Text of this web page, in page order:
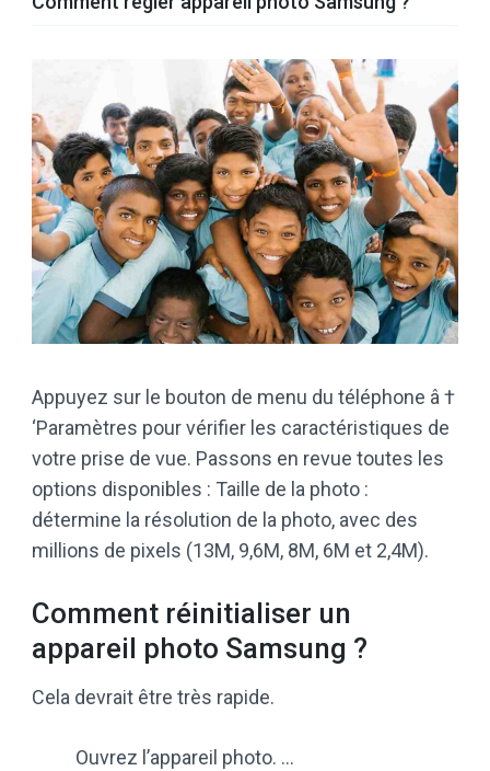
Appuyez sur le bouton de menu du téléphone â †
‘Paramètres pour vérifier les caractéristiques de
votre prise de vue. Passons en revue toutes les
options disponibles : Taille de la photo :
détermine la résolution de la photo, avec des
millions de pixels (13M, 9,6M, 8M, 6M et 2,4M).
Comment réinitialiser un
appareil photo Samsung ?
Cela devrait être très rapide.
Ouvrez l’appareil photo. …